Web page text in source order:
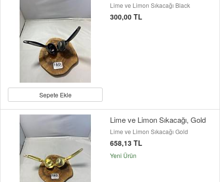
Sepete Ekle
Lime ve Limon Sıkacağı Black
300,00 TL
Lime ve Limon Sıkacağı, Gold
Lime ve Limon Sıkacağı Gold
658,13 TL
Yeni Ürün